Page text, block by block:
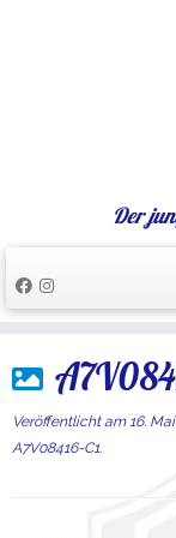
Inhalt
springen
Der
Veröffentlicht am 16.
A7V08416-C1.